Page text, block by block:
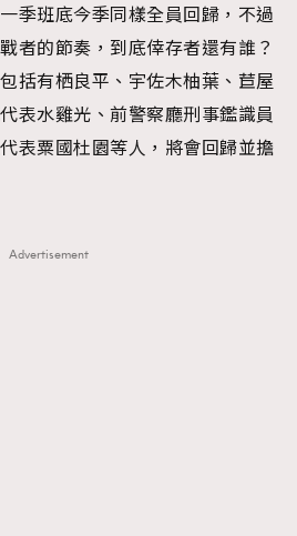
季班底今季同樣全員回歸，不過
者的節奏，到底倖存者還有誰？
括有栖良平、宇佐木柚葉、苣屋
表水雞光、前警察廳刑事鑑識員
表粟國杜園等人，將會回歸並擔
Advertisement